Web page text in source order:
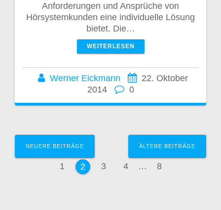
Anforderungen und Ansprüche von
Hörsystemkunden eine individuelle Lösung
bietet. Die…
WEITERLESEN
Werner Eickmann
22. Oktober
2014
0
Beitragsnavigation
NEUERE BEITRÄGE
Seite
1 Seite
2 Seite
3 Seite
4 … Seite
8
ÄLTERE BEITRÄGE